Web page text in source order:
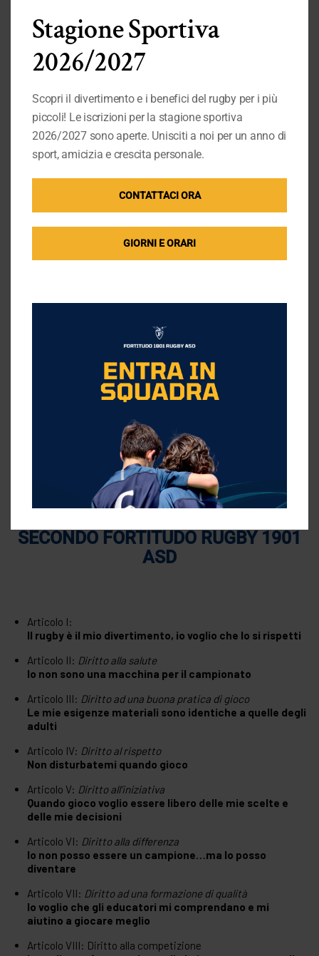
Rugbyracchiuda in sé tutte le condizioni
sport educativo e formativo
del giovane. Il rispetto delle regole e dell’avversario, fanno del
Rugby un esercizio virile e gioioso che serve per l’educazione
generale dei giovani e per il piacere degli adulti.
SECONDO FORTITUDO RUGBY 1901
ASD
Articolo I:
Il rugby è il mio divertimento, io voglio che lo si rispetti
Articolo II: Diritto alla salute
Io non sono una macchina per il campionato
Articolo III: Diritto ad una buona pratica di gioco
Le mie esigenze materiali sono identiche a quelle degli
adulti
Articolo IV: Diritto al rispetto
Non disturbatemi quando gioco
Articolo V: Diritto all’iniziativa
Quando gioco voglio essere libero delle mie scelte e
delle mie decisioni
Articolo VI: Diritto alla differenza
Io non posso essere un campione…ma lo posso
diventare
Articolo VII: Diritto ad una formazione di qualità
Io voglio che gli educatori mi comprendano e mi
aiutino a giocare meglio
Articolo VIII: Diritto alla competizione
Stagione Sportiva
2026/2027
Scopri il divertimento e i benefici del rugby per i più
piccoli! Le iscrizioni per la stagione sportiva
2026/2027 sono aperte. Unisciti a noi per un anno di
sport, amicizia e crescita personale.
CONTATTACI ORA
GIORNI E ORARI